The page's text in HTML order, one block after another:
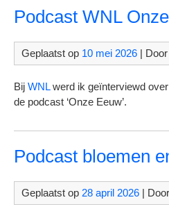
Podcast WNL
Geplaatst op 10 mei 2026 | Door
Bij WNLwerd ik geïnterviewd
de podcast ‘Onze Eeuw’.
Podcast bloemen
Geplaatst op 28 april 2026 | Door